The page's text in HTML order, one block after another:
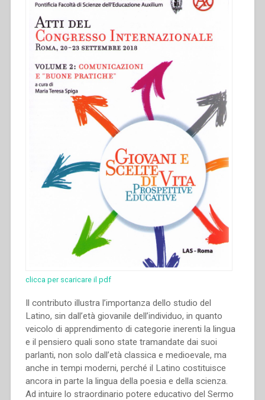
clicca per scaricare il pdf
Il contributo illustra l’importanza dello studio del
Latino, sin dall’età giovanile dell’individuo, in quanto
veicolo di apprendimento di categorie inerenti la lingua
e il pensiero quali sono state tramandate dai suoi
parlanti, non solo dall’età classica e medioevale, ma
anche in tempi moderni, perché il Latino costituisce
ancora in parte la lingua della poesia e della scienza.
Ad intuire lo straordinario potere educativo del Sermo